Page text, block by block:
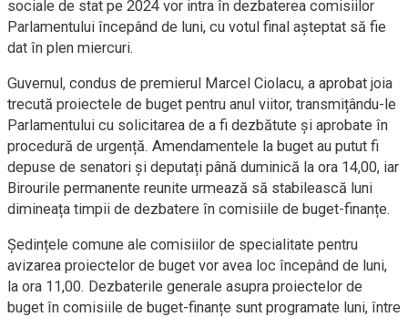
sociale de stat pe 2024 vor intra în dezbaterea comisiilor
Parlamentului începând de luni, cu votul final așteptat să fie
dat în plen miercuri.
Guvernul, condus de premierul Marcel Ciolacu, a aprobat joia
trecută proiectele de buget pentru anul viitor, transmițându-le
Parlamentului cu solicitarea de a fi dezbătute și aprobate în
procedură de urgență. Amendamentele la buget au putut fi
depuse de senatori și deputați până duminică la ora 14,00, iar
Birourile permanente reunite urmează să stabilească luni
dimineața timpii de dezbatere în comisiile de buget-finanțe.
Ședințele comune ale comisiilor de specialitate pentru
avizarea proiectelor de buget vor avea loc începând de luni,
la ora 11,00. Dezbaterile generale asupra proiectelor de
buget în comisiile de buget-finanțe sunt programate luni, între